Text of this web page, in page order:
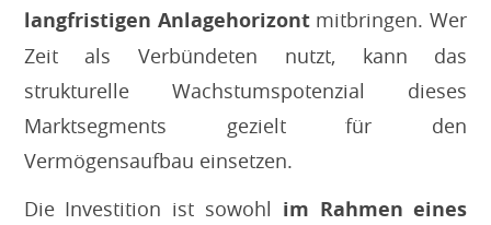
langfristigen Anlagehorizontmitbringen. Wer
Zeit als Verbündeten nutzt, kann das
strukturelle Wachstumspotenzial dieses
Marktsegments gezielt für den
Vermögensaufbau einsetzen.
Die Investition ist sowohl im Rahmen eines